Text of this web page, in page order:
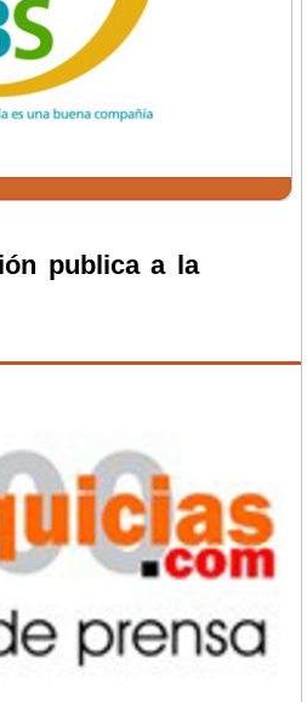
publica a la